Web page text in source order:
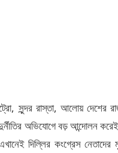
সুন্দর রাস্তা, আলোয় দেশের
অভিযোগে বড় আন্দোলন
দিল্লির কংগ্রেস নেতাদের